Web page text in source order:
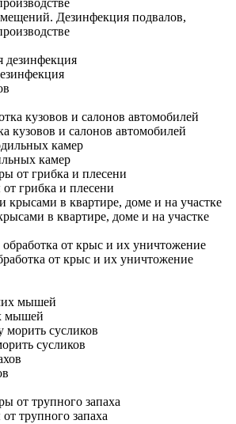
Дезинфекция подвалов,
кузовов и салонов автомобилей
камер
грибка и плесени
в квартире, доме и на участке
от крыс и их уничтожение
мышей
сусликов
трупного запаха